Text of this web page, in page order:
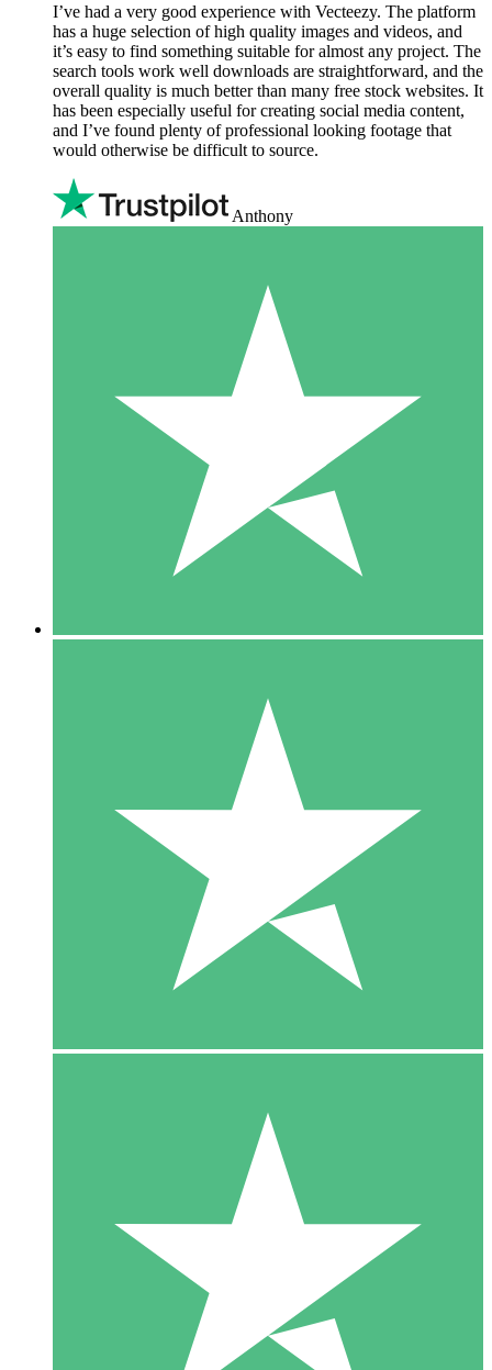
I’ve had a very good experience with Vecteezy. The platform
has a huge selection of high quality images and videos, and
it’s easy to find something suitable for almost any project. The
search tools work well downloads are straightforward, and the
overall quality is much better than many free stock websites. It
has been especially useful for creating social media content,
and I’ve found plenty of professional looking footage that
would otherwise be difficult to source.
Anthony